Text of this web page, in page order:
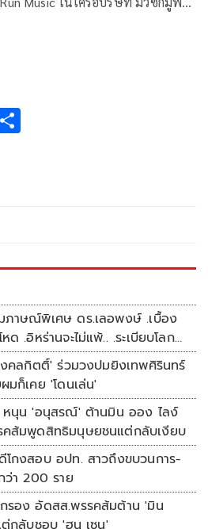
ภาษณ์พิเศษ ดร.เลอพงษ์ .เบื้อง
ด .อิหร่านจะไม่แพ้.. .ระเบียบโลก
อกกลาง…. | อิสรภาพแห่งความ
ญ รอดเพชร
คลกิตติ์' ร่วมวงปมยิงเทพศิรินทร์
มก็เคย 'โดนเล่น'
นุน 'อนุสรณ์' ต้านมิน ออง ไลง์
คส้มพูดสิทธิมนุษยชนแต่กลับเงียบ
โกงสอบ อปท. สาวถึงขบวนการ-
ว่า 200 ราย
รอง อัดสส.พรรคส้มต้าน 'มิน
กลับชอบ 'ฮุน เซน'